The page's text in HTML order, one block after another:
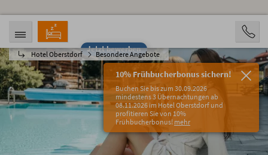
Jetzt bewerben
Hotel Oberstdorf Besondere Angebote
10% Frühbucherbonus sichern!
Buchen Sie bis zum 30.09.2026
mindestens 3 Übernachtungen ab
08.11.2026 im Hotel Oberstdorf und
profitieren Sie von 10%
Frühbucherbonus! mehr
ANREISE
09.08.2026
ABREISE
14.08.2026
PERSONEN
2 Personen